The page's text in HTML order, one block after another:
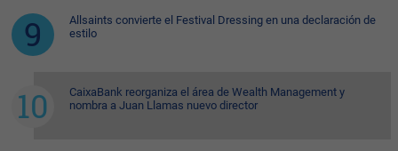
Allsaints convierte el Festival Dressing en una declaración de
estilo
CaixaBank reorganiza el área de Wealth Management y
nombra a Juan Llamas nuevo director